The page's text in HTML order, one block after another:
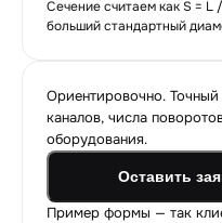
Сечение считаем как S =
больший стандартный
Ориентировочно.
каналов, числа
оборудования.
Оставить
Пример формы — так